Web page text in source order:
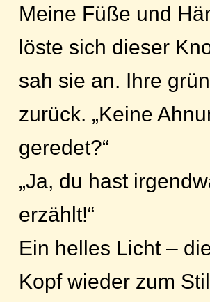
Meine Füße und
löste sich dieser
sah sie an. Ihre
zurück. „Keine
geredet?“
„Ja, du hast
erzählt!“
Ein helles Licht –
Kopf wieder zum